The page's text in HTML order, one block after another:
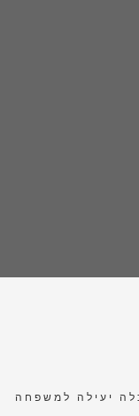
יעילה למשפחה